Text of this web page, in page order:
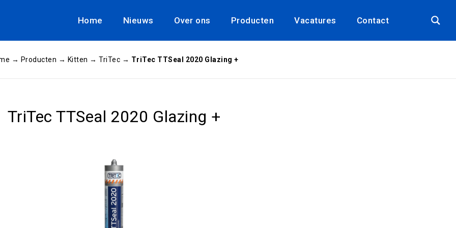
Home Nieuws Over ons Producten Vacatures Contact
→ Producten → Kitten →TriTec → TriTec TTSeal 2020 Glazing +
TriTec TTSeal 2020 Glazing +